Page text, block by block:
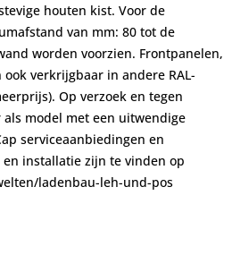
houten kist. Voor de
van mm: 80 tot de
worden voorzien. Frontpanelen,
verkrijgbaar in andere RAL-
Op verzoek en tegen
model met een uitwendige
serviceaanbiedingen en
installatie zijn te vinden op
ladenbau-leh-und-pos